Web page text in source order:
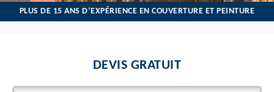
PLUS DE 15 ANS D’EXPÉRIENCE EN COUVERTURE ET PEINTURE
DEVIS GRATUIT